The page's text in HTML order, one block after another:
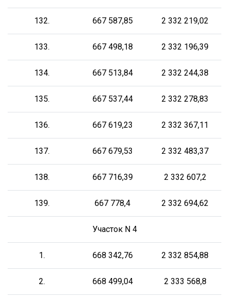
132. 667 587,85 2 332 219,02
133. 667 498,18 2 332 196,39
134. 667 513,84 2 332 244,38
135. 667 537,44 2 332 278,83
136. 667 619,23 2 332 367,11
137. 667 679,53 2 332 483,37
138. 667 716,39 2 332 607,2
139. 667 778,4 2 332 694,62
Участок N 4
1. 668 342,76 2 332 854,88
2. 668 499,04 2 333 568,8